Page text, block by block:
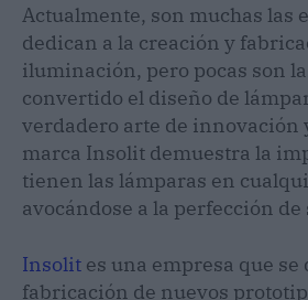
Actualmente, son muchas las
dedican a la creación y
iluminación, pero pocas son
convertido el diseño de
verdadero arte de innovación
marca Insolit demuestra la
tienen las lámparas en
avocándose a la perfección de
Insolit es una empresa que
fabricación de nuevos